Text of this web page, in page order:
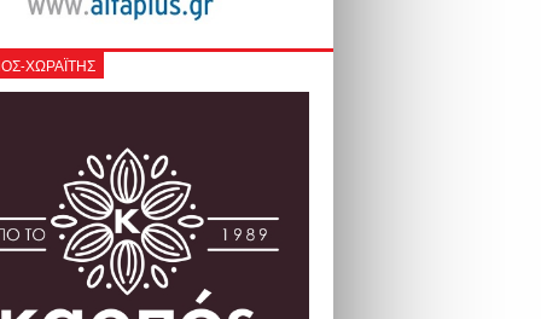
ΧΩΡΑΪΤΗΣ